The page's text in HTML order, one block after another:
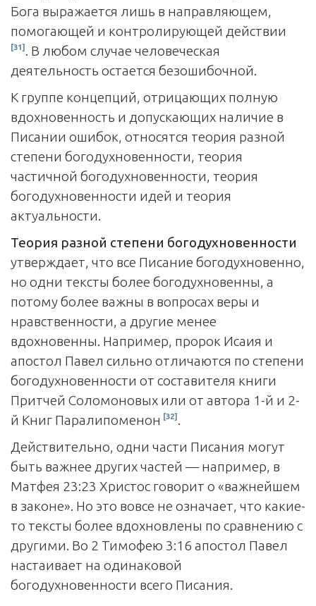
Бога выражается лишь в направляющем,
помогающей и контролирующей действии
[31] . В любом случае человеческая
деятельность остается безошибочной.
К группе концепций, отрицающих полную
вдохновенность и допускающих наличие в
Писании ошибок, относятся теория разной
степени богодухновенности, теория
частичной богодухновенности, теория
богодухновенности идей и теория
актуальности.
Теория разной степени богодухновенности
утверждает, что все Писание богодухновенно,
но одни тексты более богодухновенны, а
потому более важны в вопросах веры и
нравственности, а другие менее
вдохновенны. Например, пророк Исаия и
апостол Павел сильно отличаются по степени
богодухновенности от составителя книги
Притчей Соломоновых или от автора 1-й и 2-
й Книг Паралипоменон [32] .
Действительно, одни части Писания могут
быть важнее других частей — например, в
Матфея 23:23 Христос говорит о «важнейшем
в законе». Но это вовсе не означает, что какие-
то тексты более вдохновлены по сравнению с
другими. Во 2 Тимофею 3:16 апостол Павел
настаи­вает на одинаковой
богодухновенности всего Писания.